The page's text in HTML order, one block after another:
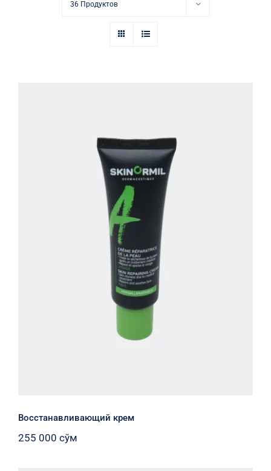
Купить в аптеке36 Продуктов
Восстанавливающий крем
Восстанавливающий крем
255 000 сўм